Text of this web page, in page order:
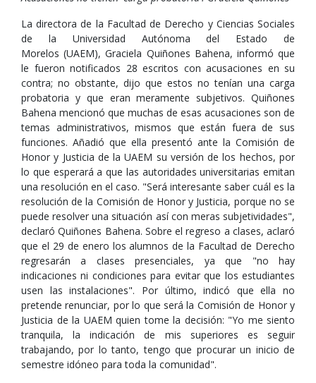
La directora de la Facultad de Derecho y Ciencias Sociales
de la Universidad Autónoma del Estado de
Morelos (UAEM), Graciela Quiñones Bahena, informó que
le fueron notificados 28 escritos con acusaciones en su
contra; no obstante, dijo que estos no tenían una carga
probatoria y que eran meramente subjetivos. Quiñones
Bahena mencionó que muchas de esas acusaciones son de
temas administrativos, mismos que están fuera de sus
funciones. Añadió que ella presentó ante la Comisión de
Honor y Justicia de la UAEM su versión de los hechos, por
lo que esperará a que las autoridades universitarias emitan
una resolución en el caso. "Será interesante saber cuál es la
resolución de la Comisión de Honor y Justicia, porque no se
puede resolver una situación así con meras subjetividades",
declaró Quiñones Bahena. Sobre el regreso a clases, aclaró
que el 29 de enero los alumnos de la Facultad de Derecho
regresarán a clases presenciales, ya que "no hay
indicaciones ni condiciones para evitar que los estudiantes
usen las instalaciones". Por último, indicó que ella no
pretende renunciar, por lo que será la Comisión de Honor y
Justicia de la UAEM quien tome la decisión: "Yo me siento
tranquila, la indicación de mis superiores es seguir
trabajando, por lo tanto, tengo que procurar un inicio de
semestre idóneo para toda la comunidad".